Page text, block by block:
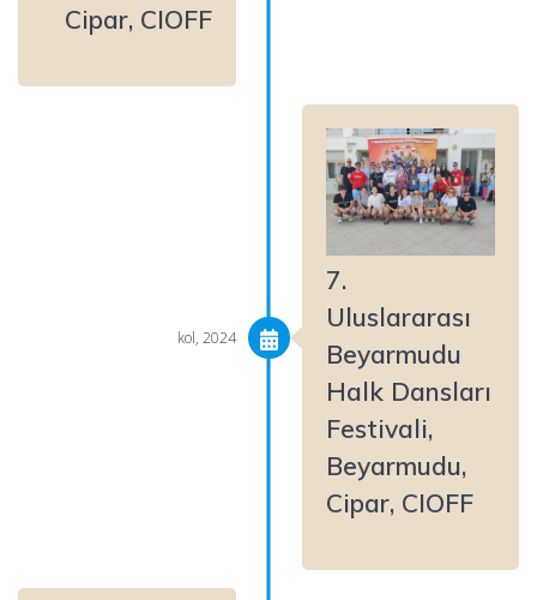
Cipar, CIOFF
7.
Uluslararası
Beyarmudu
Halk Dansları
Festivali,
Beyarmudu,
Cipar, CIOFF
kol, 2024